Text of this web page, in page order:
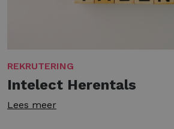
REKRUTERING
Intelect Herentals
Lees meer